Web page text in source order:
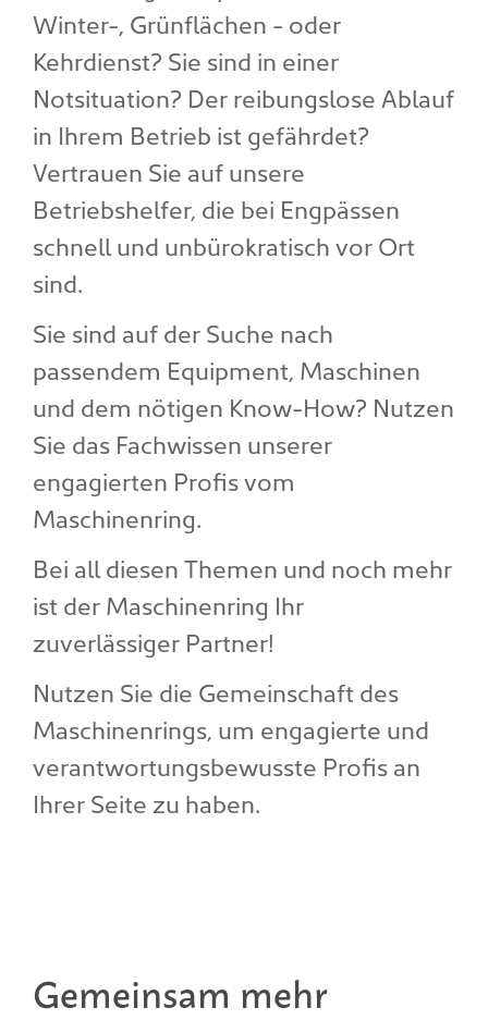
Winter-, Grünflächen - oder
Kehrdienst? Sie sind in einer
Notsituation? Der reibungslose Ablauf
in Ihrem Betrieb ist gefährdet?
Vertrauen Sie auf unsere
Betriebshelfer, die bei Engpässen
schnell und unbürokratisch vor Ort
sind.
Sie sind auf der Suche nach
passendem Equipment, Maschinen
und dem nötigen Know-How? Nutzen
Sie das Fachwissen unserer
engagierten Profis vom
Maschinenring.
Bei all diesen Themen und noch mehr
ist der Maschinenring Ihr
zuverlässiger Partner!
Nutzen Sie die Gemeinschaft des
Maschinenrings, um engagierte und
verantwortungsbewusste Profis an
Ihrer Seite zu haben.
Gemeinsam mehr